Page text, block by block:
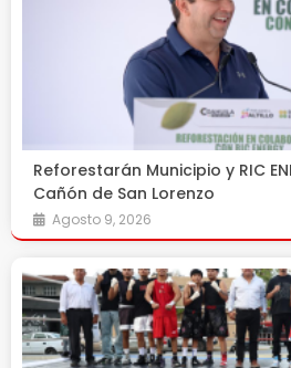
Reforestarán Municipio y RIC
Cañón de San Lorenzo
Agosto 9, 2026